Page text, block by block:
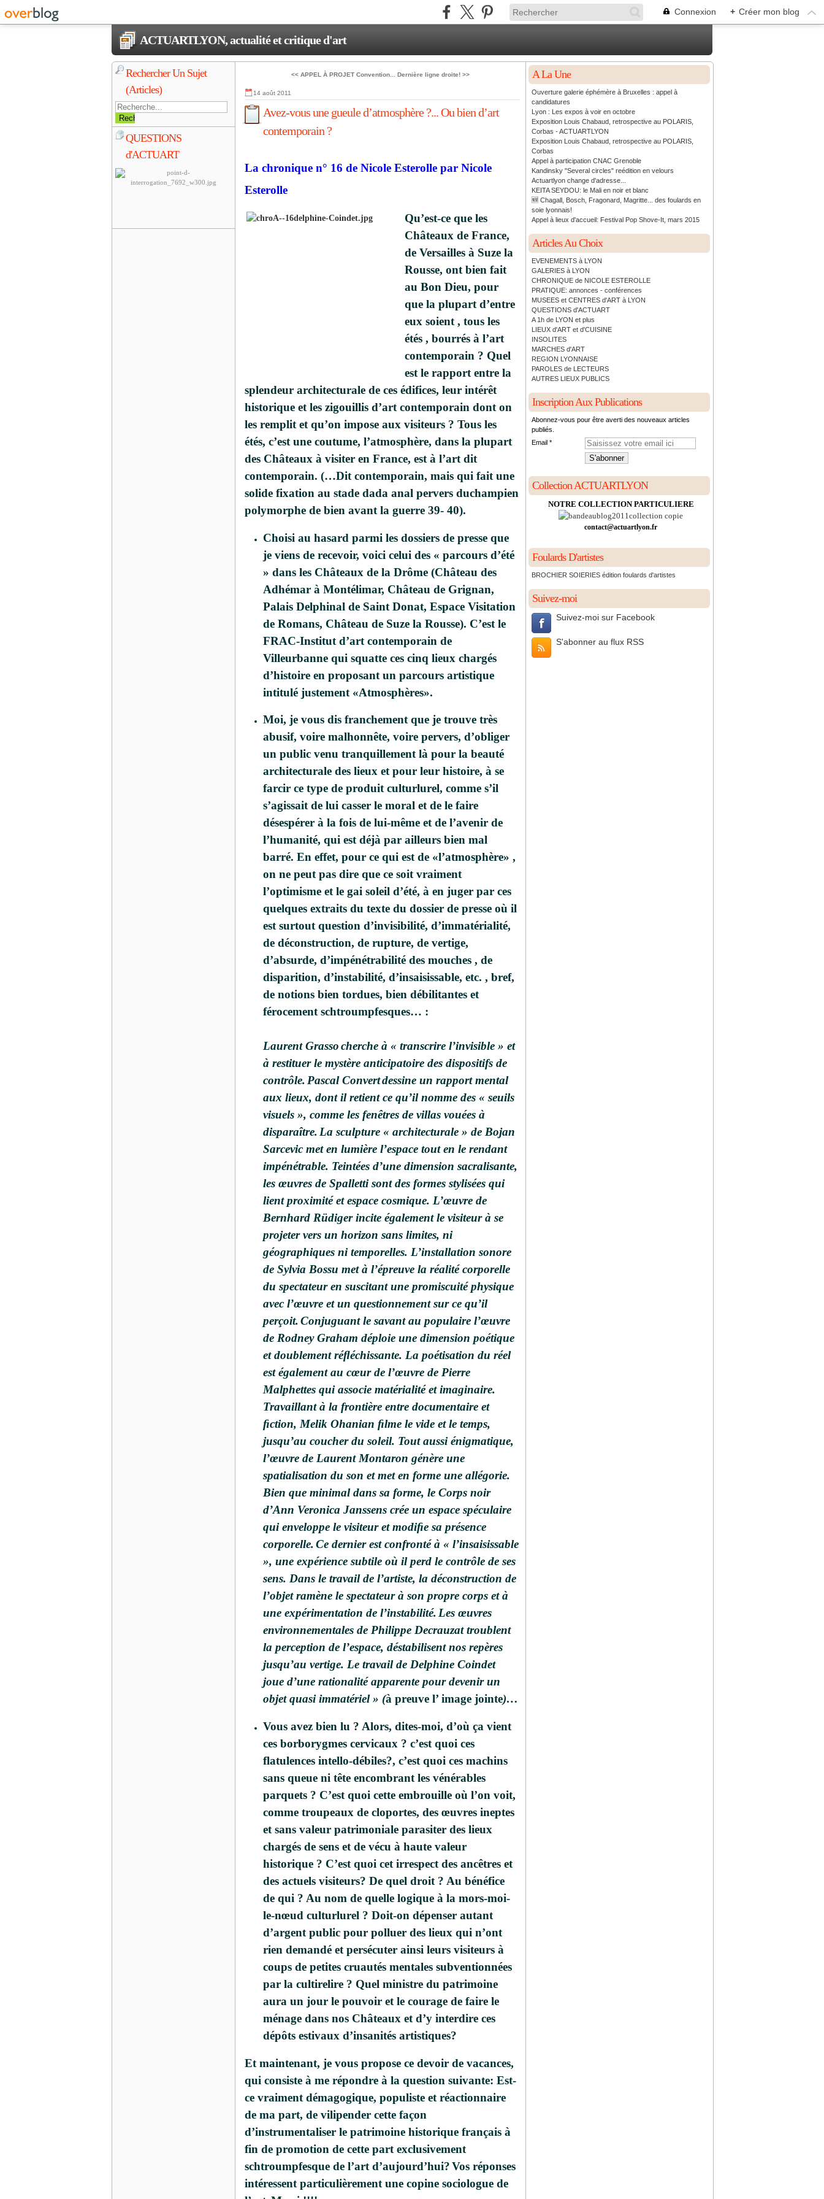
Connexion + Créer mon blog
ACTUARTLYON, actualité et critique d'art
Rechercher Un Sujet
(Articles)
QUESTIONS
d'ACTUART
<< APPEL À PROJET Convention... Dernière ligne droite! >>
14 août 2011
Avez-vous une gueule d’atmosphère ?... Ou bien d’art
contemporain ?
La chronique n° 16 de Nicole Esterolle par Nicole
Esterolle
Qu’est-ce que les
Châteaux de France,
de Versailles à Suze la
Rousse, ont bien fait
au Bon Dieu, pour
que la plupart d’entre
eux soient , tous les
étés , bourrés à l’art
contemporain ? Quel
est le rapport entre la
splendeur architecturale de ces édifices, leur intérêt
historique et les zigouillis d’art contemporain dont on
les remplit et qu’on impose aux visiteurs ? Tous les
étés, c’est une coutume, l’atmosphère, dans la plupart
des Châteaux à visiter en France, est à l’art dit
contemporain. (…Dit contemporain, mais qui fait une
solide fixation au stade dada anal pervers duchampien
polymorphe de bien avant la guerre 39- 40).
Choisi au hasard parmi les dossiers de presse que
je viens de recevoir, voici celui des « parcours d’été
» dans les Châteaux de la Drôme (Château des
Adhémar à Montélimar, Château de Grignan,
Palais Delphinal de Saint Donat, Espace Visitation
de Romans, Château de Suze la Rousse). C’est le
FRAC-Institut d’art contemporain de
Villeurbanne qui squatte ces cinq lieux chargés
d’histoire en proposant un parcours artistique
intitulé justement «Atmosphères».
Moi, je vous dis franchement que je trouve très
abusif, voire malhonnête, voire pervers, d’obliger
un public venu tranquillement là pour la beauté
architecturale des lieux et pour leur histoire, à se
farcir ce type de produit culturlurel, comme s’il
s’agissait de lui casser le moral et de le faire
désespérer à la fois de lui-même et de l’avenir de
l’humanité, qui est déjà par ailleurs bien mal
barré. En effet, pour ce qui est de «l’atmosphère» ,
on ne peut pas dire que ce soit vraiment
l’optimisme et le gai soleil d’été, à en juger par ces
quelques extraits du texte du dossier de presse où il
est surtout question d’invisibilité, d’immatérialité,
de déconstruction, de rupture, de vertige,
d’absurde, d’impénétrabilité des mouches , de
disparition, d’instabilité, d’insaisissable, etc. , bref,
de notions bien tordues, bien débilitantes et
férocement schtroumpfesques… :
Laurent Grassocherche à « transcrire l’invisible » et
à restituer le mystère anticipatoire des dispositifs de
contrôle.Pascal Convertdessine un rapport mental
aux lieux, dont il retient ce qu’il nomme des « seuils
visuels », comme les fenêtres de villas vouées à
disparaître.La sculpture « architecturale » de Bojan
Sarcevic met en lumière l’espace tout en le rendant
impénétrable. Teintées d’une dimension sacralisante,
les œuvres de Spalletti sont des formes stylisées qui
lient proximité et espace cosmique. L’œuvre de
Bernhard Rüdiger incite également le visiteur à se
projeter vers un horizon sans limites, ni
géographiques ni temporelles. L’installation sonore
de Sylvia Bossu met à l’épreuve la réalité corporelle
du spectateur en suscitant une promiscuité physique
avec l’œuvre et un questionnement sur ce qu’il
perçoit.Conjuguant le savant au populaire l’œuvre
de Rodney Graham déploie une dimension poétique
et doublement réﬂéchissante. La poétisation du réel
est également au cœur de l’œuvre de Pierre
Malphettes qui associe matérialité et imaginaire.
Travaillant à la frontière entre documentaire et
ﬁction, Melik Ohanian ﬁlme le vide et le temps,
jusqu’au coucher du soleil. Tout aussi énigmatique,
l’œuvre de Laurent Montaron génère une
spatialisation du son et met en forme une allégorie.
Bien que minimal dans sa forme, le Corps noir
d’Ann Veronica Janssens crée un espace spéculaire
qui enveloppe le visiteur et modiﬁe sa présence
corporelle.Ce dernier est confronté à « l’insaisissable
», une expérience subtile où il perd le contrôle de ses
sens. Dans le travail de l’artiste, la déconstruction de
l’objet ramène le spectateur à son propre corps et à
une expérimentation de l’instabilité.Les œuvres
environnementales de Philippe Decrauzat troublent
la perception de l’espace, déstabilisent nos repères
jusqu’au vertige. Le travail de Delphine Coindet
joue d’une rationalité apparente pour devenir un
objet quasi immatériel » (à preuve l’ image jointe)…
Vous avez bien lu ? Alors, dites-moi, d’où ça vient
ces borborygmes cervicaux ? c’est quoi ces
flatulences intello-débiles?, c’est quoi ces machins
sans queue ni tête encombrant les vénérables
parquets ? C’est quoi cette embrouille où l’on voit,
comme troupeaux de cloportes, des œuvres ineptes
et sans valeur patrimoniale parasiter des lieux
chargés de sens et de vécu à haute valeur
historique ? C’est quoi cet irrespect des ancêtres et
des actuels visiteurs? De quel droit ? Au bénéfice
de qui ? Au nom de quelle logique à la mors-moi-
le-nœud culturlurel ? Doit-on dépenser autant
d’argent public pour polluer des lieux qui n’ont
rien demandé et persécuter ainsi leurs visiteurs à
coups de petites cruautés mentales subventionnées
par la cultirelire ? Quel ministre du patrimoine
aura un jour le pouvoir et le courage de faire le
ménage dans nos Châteaux et d’y interdire ces
dépôts estivaux d’insanités artistiques?
Et maintenant, je vous propose ce devoir de vacances,
qui consiste à me répondre à la question suivante: Est-
ce vraiment démagogique, populiste et réactionnaire
de ma part, de vilipender cette façon
d’instrumentaliser le patrimoine historique français à
fin de promotion de cette part exclusivement
schtroumpfesque de l’art d’aujourd’hui?Vos réponses
intéressent particulièrement une copine sociologue de
A La Une
Ouverture galerie éphémère à Bruxelles : appel à
candidatures
Lyon : Les expos à voir en octobre
Exposition Louis Chabaud, retrospective au POLARIS,
Corbas - ACTUARTLYON
Exposition Louis Chabaud, retrospective au POLARIS,
Corbas
Appel à participation CNAC Grenoble
Kandinsky "Several circles" reédition en velours
Actuartlyon change d'adresse...
KEITA SEYDOU: le Mali en noir et blanc
🆕 Chagall, Bosch, Fragonard, Magritte... des foulards en
soie lyonnais!
Appel à lieux d'accueil: Festival Pop Shove-It, mars 2015
Articles Au Choix
EVENEMENTS à LYON
GALERIES à LYON
CHRONIQUE de NICOLE ESTEROLLE
PRATIQUE: annonces - conférences
MUSEES et CENTRES d'ART à LYON
QUESTIONS d'ACTUART
A 1h de LYON et plus
LIEUX d'ART et d'CUISINE
INSOLITES
MARCHES d'ART
REGION LYONNAISE
PAROLES de LECTEURS
AUTRES LIEUX PUBLICS
Inscription Aux Publications
Abonnez-vous pour être averti des nouveaux articles
publiés.
Email
Collection ACTUARTLYON
NOTRE COLLECTION PARTICULIERE
contact@actuartlyon.fr
Foulards D'artistes
BROCHIER SOIERIES édition foulards d'artistes
Suivez-moi
Suivez-moi sur Facebook
S'abonner au flux RSS